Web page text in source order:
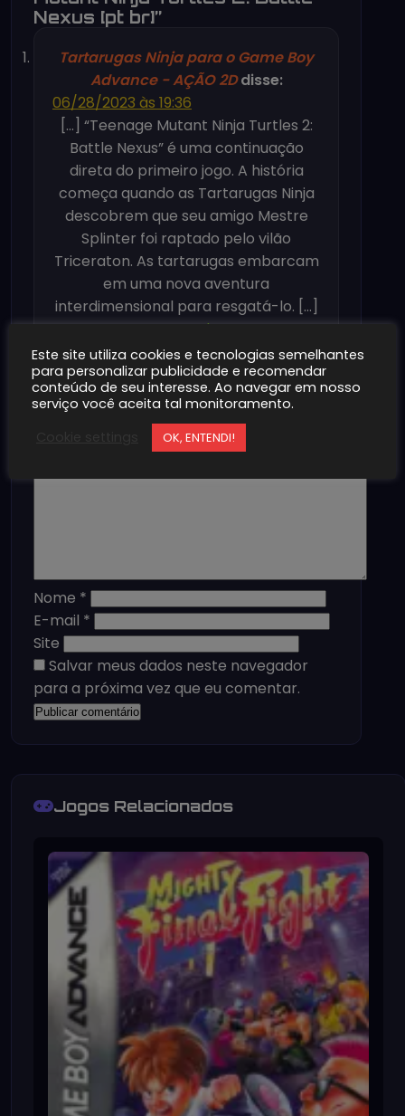
Nexus [pt br]”
Tartarugas Ninja para o Game Boy
Advance - AÇÃO 2D disse:
06/28/2023 às 19:36
[…] “Teenage Mutant Ninja Turtles 2:
Battle Nexus” é uma continuação
direta do primeiro jogo. A história
começa quando as Tartarugas Ninja
descobrem que seu amigo Mestre
Splinter foi raptado pelo vilão
Triceraton. As tartarugas embarcam
em uma nova aventura
interdimensional para resgatá-lo. […]
Responder
Deixe um comentário
O seu endereço de e-mail não será
publicado.Campos obrigatórios são
Nome *
E-mail *
Site
Salvar meus dados neste navegador
para a próxima vez que eu comentar.
Jogos Relacionados
Este site utiliza cookies e tecnologias semelhantes
para personalizar publicidade e recomendar
conteúdo de seu interesse. Ao navegar em nosso
serviço você aceita tal monitoramento.
OK, ENTENDI!